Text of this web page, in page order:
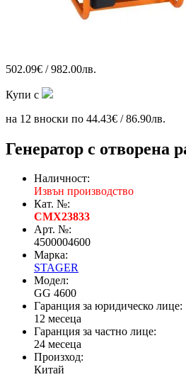
502.09€ / 982.00лв.
Купи с
на 12 вноски по 44.43€ / 86.90лв.
Генератор с отворена
Наличност:
Извън производство
Кат. №:
CMX23833
Арт. №:
4500004600
Марка:
STAGER
Модел:
GG 4600
Гаранция за юридическо лице:
12 месеца
Гаранция за частно лице:
24 месеца
Произход:
Китай